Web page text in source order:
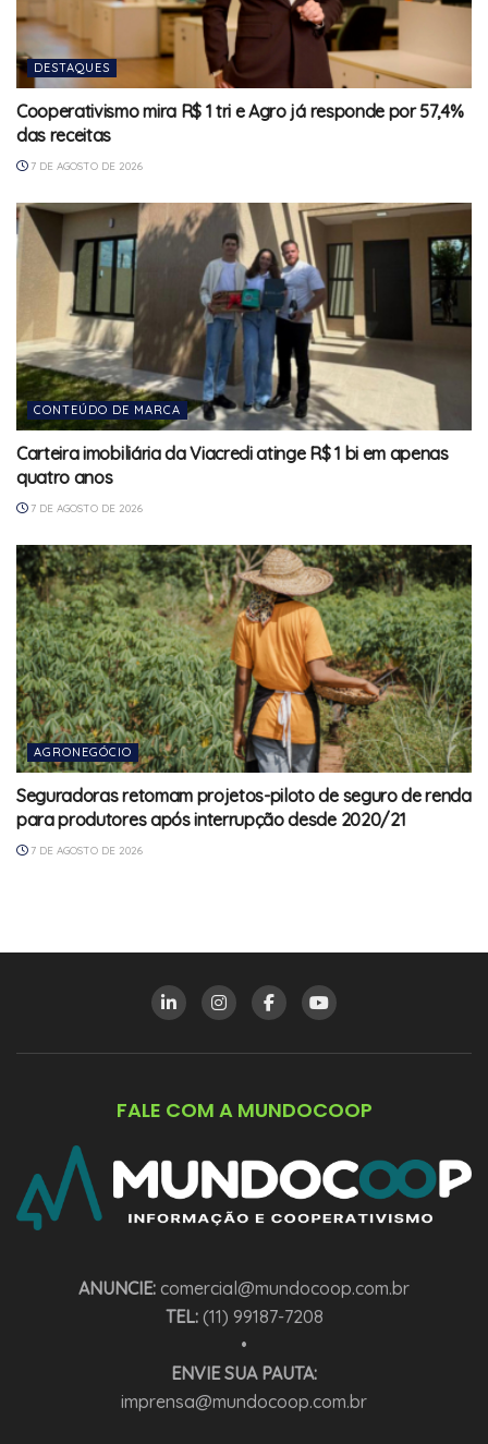
DESTAQUES
Cooperativismo mira R$ 1 tri e Agro já responde por 57,4%
das receitas
7 DE AGOSTO DE 2026
CONTEÚDO DE MARCA
Carteira imobiliária da Viacredi atinge R$ 1 bi em apenas
quatro anos
7 DE AGOSTO DE 2026
AGRONEGÓCIO
Seguradoras retomam projetos-piloto de seguro de renda
para produtores após interrupção desde 2020/21
7 DE AGOSTO DE 2026
FALE COM A MUNDOCOOP
ANUNCIE: comercial@mundocoop.com.br
TEL:(11) 99187-7208
•
ENVIE SUA PAUTA:
imprensa@mundocoop.com.br